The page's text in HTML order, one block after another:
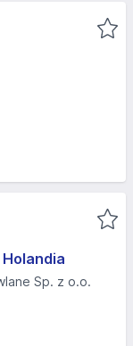
Sp. z o.o.